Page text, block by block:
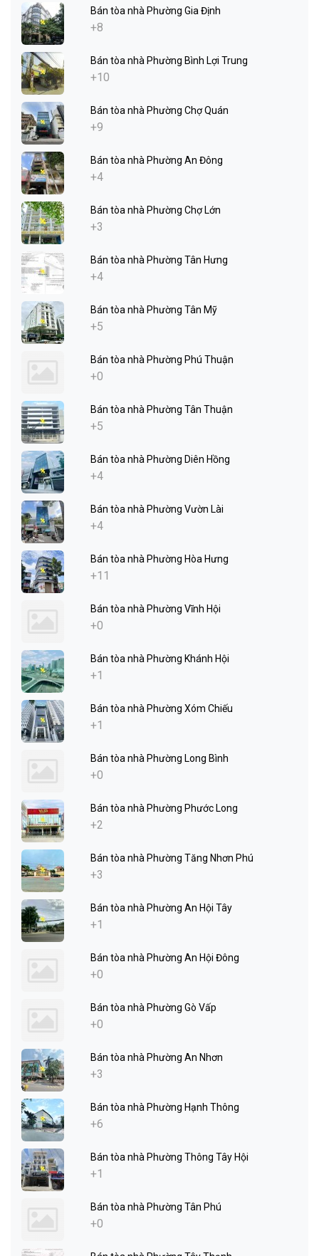
Bán tòa nhà Phường Gia Định
+8
Bán tòa nhà Phường Bình Lợi Trung
+10
Bán tòa nhà Phường Chợ Quán
+9
Bán tòa nhà Phường An Đông
+4
Bán tòa nhà Phường Chợ Lớn
+3
Bán tòa nhà Phường Tân Hưng
+4
Bán tòa nhà Phường Tân Mỹ
+5
Bán tòa nhà Phường Phú Thuận
+0
Bán tòa nhà Phường Tân Thuận
+5
Bán tòa nhà Phường Diên Hồng
+4
Bán tòa nhà Phường Vườn Lài
+4
Bán tòa nhà Phường Hòa Hưng
+11
Bán tòa nhà Phường Vĩnh Hội
+0
Bán tòa nhà Phường Khánh Hội
+1
Bán tòa nhà Phường Xóm Chiếu
+1
Bán tòa nhà Phường Long Bình
+0
Bán tòa nhà Phường Phước Long
+2
Bán tòa nhà Phường Tăng Nhơn Phú
+3
Bán tòa nhà Phường An Hội Tây
+1
Bán tòa nhà Phường An Hội Đông
+0
Bán tòa nhà Phường Gò Vấp
+0
Bán tòa nhà Phường An Nhơn
+3
Bán tòa nhà Phường Hạnh Thông
+6
Bán tòa nhà Phường Thông Tây Hội
+1
Bán tòa nhà Phường Tân Phú
+0